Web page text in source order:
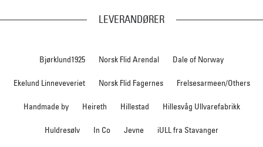
LEVERANDØRER
Bjørklund1925 Norsk Flid Arendal Dale of Norway
Ekelund Linneveveriet Norsk Flid Fagernes Frelsesarmeen/Others
Handmade by Heireth Hillestad Hillesvåg Ullvarefabrikk
Huldresølv In Co Jevne iULL fra Stavanger